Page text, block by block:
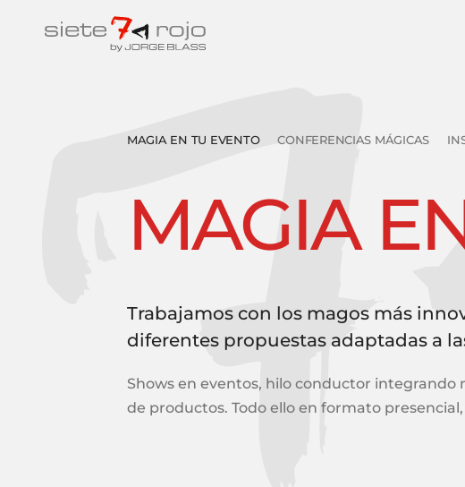
MAGIA EN TU EVENTO CONFERENCIAS MÁGICAS
MAGIA
Trabajamos con los magos más
diferentes propuestas adaptadas a
Shows en eventos, hilo conductor
de productos. Todo ello en formato